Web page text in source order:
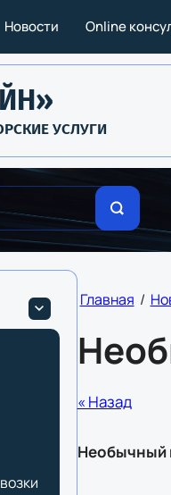
Новости Online
УСЛУГИ
Главная /
« Назад
Необычный